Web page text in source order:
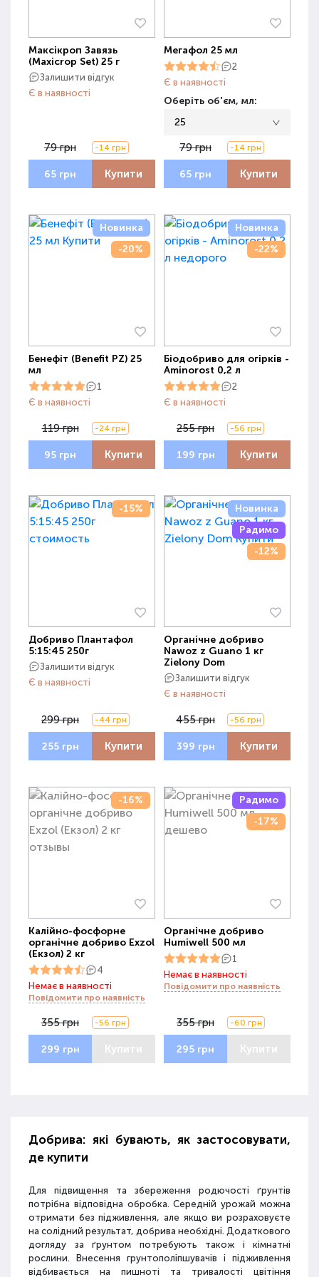
Максікроп Завязь
(Maxicrop Set) 25 г
Залишити відгук
Є в наявності
79 грн -14 грн
65 грн Купити
Мегафол 25 мл
2
Є в наявності
Оберіть об'єм, мл:
25
79 грн -14 грн
65 грн Купити
Новинка
-20%
Бенефіт (Benefit PZ) 25
мл
1
Є в наявності
119 грн -24 грн
95 грн Купити
Новинка
-22%
Біодобриво для огірків -
Aminorost 0,2 л
2
Є в наявності
255 грн -56 грн
199 грн Купити
-15%
Добриво Плантафол
5:15:45 250г
Залишити відгук
Є в наявності
299 грн -44 грн
255 грн Купити
Новинка
Радимо
-12%
Органічне добриво
Nawoz z Guano 1 кг
Zielony Dom
Залишити відгук
Є в наявності
455 грн -56 грн
399 грн Купити
-16%
Калійно-фосфорне
органічне добриво Exzol
(Екзол) 2 кг
4
Немає в наявності
Повідомити про наявність
355 грн -56 грн
299 грн Купити
Радимо
-17%
Органічне добриво
Humiwell 500 мл
1
Немає в наявності
Повідомити про наявність
355 грн -60 грн
295 грн Купити
Добрива: які бувають, як застосовувати,
де купити
Для підвищення та збереження родючості ґрунтів
потрібна відповідна обробка. Середній урожай можна
отримати без підживлення, але якщо ви розраховуєте
на солідний результат, добрива необхідні. Додаткового
догляду за ґрунтом потребують також і кімнатні
рослини. Внесення грунтополіпшувачів і підживлення
відбивається на пишноті та тривалості цвітіння